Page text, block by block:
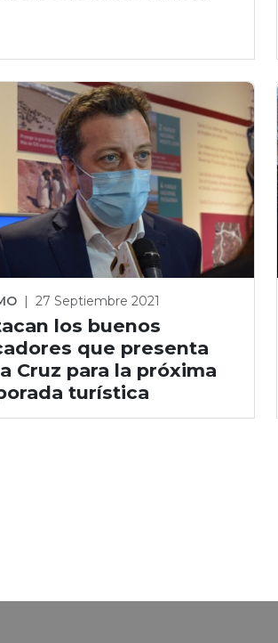
| 27 Septiembre 2021
los buenos
que presenta
Cruz para la próxima
turística